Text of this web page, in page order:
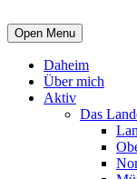
Open Menu
Daheim
Über mich
Aktiv
Das